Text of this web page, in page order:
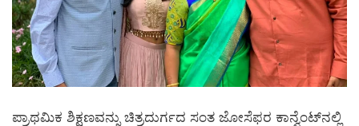
ಪ್ರಾಥಮಿಕ ಶಿಕ್ಷಣವನ್ನು ಚಿತ್ರದುರ್ಗದ ಸಂತ ಜೋಸೆಫರ ಕಾನ್ವೆಂಟ್‌ನಲ್ಲಿ